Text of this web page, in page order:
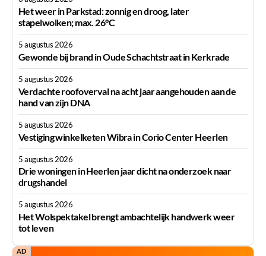
Het weer in Parkstad: zonnig en droog, later
stapelwolken; max. 26°C
5 augustus 2026
Gewonde bij brand in Oude Schachtstraat in Kerkrade
5 augustus 2026
Verdachte roofoverval na acht jaar aangehouden aan de
hand van zijn DNA
5 augustus 2026
Vestiging winkelketen Wibra in Corio Center Heerlen
5 augustus 2026
Drie woningen in Heerlen jaar dicht na onderzoek naar
drugshandel
5 augustus 2026
Het Wolspektakel brengt ambachtelijk handwerk weer
tot leven
AD